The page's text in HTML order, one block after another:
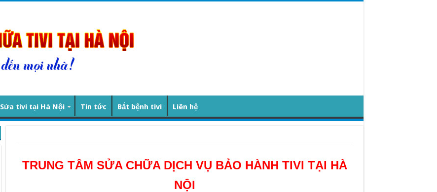
Sửa tivi tại Hà Nội Tin tức Bắt bệnh tivi Liên hệ
TRUNG TÂM SỬA CHỮA DỊCH VỤ BẢO HÀNH TIVI TẠI HÀ
NỘI